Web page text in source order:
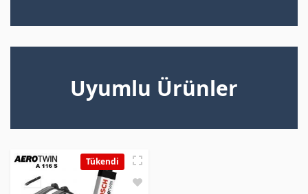
Uyumlu Ürünler
Tükendi